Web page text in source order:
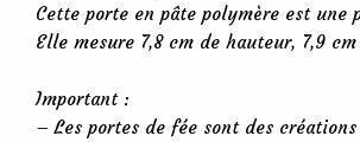
Cette porte en pâte polymère est
Elle mesure 7,8 cm de hauteur, 7,9
Important :
– Les portes de fée sont des